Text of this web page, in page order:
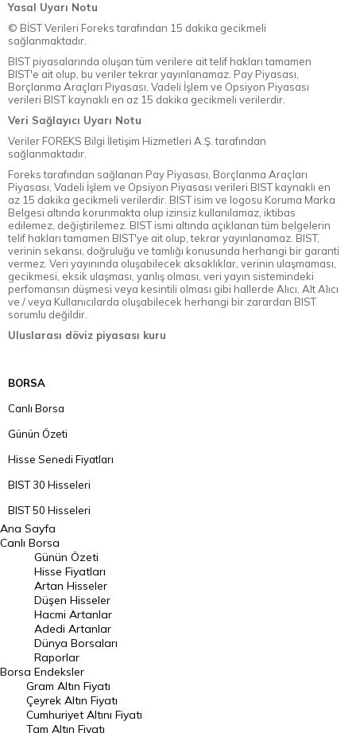
Yasal Uyarı Notu
© BİST Verileri Foreks tarafından 15 dakika gecikmeli
sağlanmaktadır.
BIST piyasalarında oluşan tüm verilere ait telif hakları tamamen
BIST'e ait olup, bu veriler tekrar yayınlanamaz. Pay Piyasası,
Borçlanma Araçları Piyasası, Vadeli İşlem ve Opsiyon Piyasası
verileri BIST kaynaklı en az 15 dakika gecikmeli verilerdir.
Veri Sağlayıcı Uyarı Notu
Veriler FOREKS Bilgi İletişim Hizmetleri A.Ş. tarafından
sağlanmaktadır.
Foreks tarafından sağlanan Pay Piyasası, Borçlanma Araçları
Piyasası, Vadeli İşlem ve Opsiyon Piyasası verileri BIST kaynaklı en
az 15 dakika gecikmeli verilerdir. BIST isim ve logosu Koruma Marka
Belgesi altında korunmakta olup izinsiz kullanılamaz, iktibas
edilemez, değiştirilemez. BIST ismi altında açıklanan tüm belgelerin
telif hakları tamamen BIST'ye ait olup, tekrar yayınlanamaz. BIST,
verinin sekansı, doğruluğu ve tamlığı konusunda herhangi bir garanti
vermez. Veri yayınında oluşabilecek aksaklıklar, verinin ulaşmaması,
gecikmesi, eksik ulaşması, yanlış olması, veri yayın sistemindeki
perfomansın düşmesi veya kesintili olması gibi hallerde Alıcı, Alt Alıcı
ve / veya Kullanıcılarda oluşabilecek herhangi bir zarardan BIST
sorumlu değildir.
Uluslarası döviz piyasası kuru
BORSA
Canlı Borsa
Günün Özeti
Hisse Senedi Fiyatları
BIST 30 Hisseleri
BIST 50 Hisseleri
BIST 100 Hisseleri
En Çok Artan Hisseler
En Çok Düşen Hisseler
Hacmi Artanlar
Geçmiş Kapanışlar
Dünya Borsaları
Raporlar
Endeksler
Ana Sayfa
Canlı Borsa
Borsa
Günün Özeti
Hisse Fiyatları
Artan Hisseler
Düşen Hisseler
Hacmi Artanlar
Adedi Artanlar
Dünya Borsaları
Raporlar
Endeksler
Gram Altın Fiyatı
Çeyrek Altın Fiyatı
Cumhuriyet Altını Fiyatı
Tam Altın Fiyatı